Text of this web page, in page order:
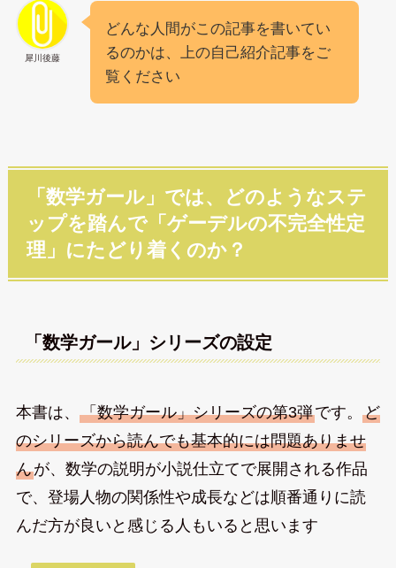
犀川後藤
どんな人間がこの記事を書いてい
るのかは、上の自己紹介記事をご
覧ください
「数学ガール」では、どのようなステ
ップを踏んで「ゲーデルの不完全性定
理」にたどり着くのか？
「数学ガール」シリーズの設定
本書は、 「数学ガール」シリーズの第3弾です。 ど
のシリーズから読んでも基本的には問題ありませ
んが、数学の説明が小説仕立てで展開される作品
で、登場人物の関係性や成長などは順番通りに読
んだ方が良いと感じる人もいると思います